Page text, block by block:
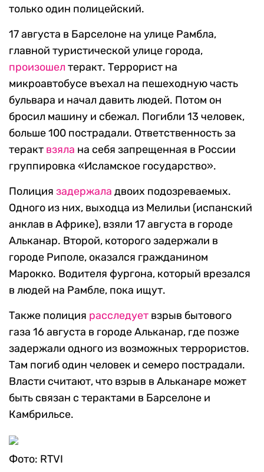
только один полицейский.
17 августа в Барселоне на улице Рамбла,
главной туристической улице города,
произошел теракт. Террорист на
микроавтобусе въехал на пешеходную часть
бульвара и начал давить людей. Потом он
бросил машину и сбежал. Погибли 13 человек,
больше 100 пострадали. Ответственность за
теракт взяла на себя запрещенная в России
группировка «Исламское государство».
Полиция задержала двоих подозреваемых.
Одного из них, выходца из Мелильи (испанский
анклав в Африке), взяли 17 августа в городе
Альканар. Второй, которого задержали в
городе Риполе, оказался гражданином
Марокко. Водителя фургона, который врезался
в людей на Рамбле, пока ищут.
Также полиция расследует взрыв бытового
газа 16 августа в городе Альканар, где позже
задержали одного из возможных террористов.
Там погиб один человек и семеро пострадали.
Власти считают, что взрыв в Альканаре может
быть связан с терактами в Барселоне и
Камбрильсе.
Фото: RTVI